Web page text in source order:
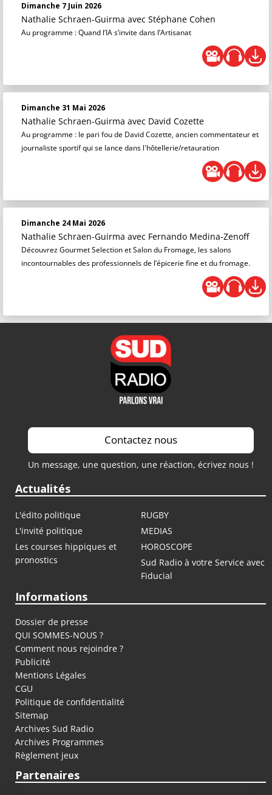
Dimanche 7 Juin 2026
Nathalie Schraen-Guirma avec Stéphane Cohen
Au programme : Quand l’IA s’invite dans l’Artisanat
Dimanche 31 Mai 2026
Nathalie Schraen-Guirma avec David Cozette
Au programme : le pari fou de David Cozette, ancien commentateur et
journaliste sportif qui se lance dans l'hôtellerie/retauration
Dimanche 24 Mai 2026
Nathalie Schraen-Guirma avec Fernando Medina-Zenoff
Découvrez Gourmet Selection et Salon du Fromage, les salons
incontournables des professionnels de l’épicerie fine et du fromage.
Contactez nous
Un message, une question, une réaction, écrivez nous !
Actualités
L'édito politique
RUGBY
L'invité politique
MEDIAS
Les courses hippiques et
pronostics
HOROSCOPE
Sud Radio à votre Service avec
Fiducial
Informations
Dossier de presse
QUI SOMMES-NOUS ?
Comment nous rejoindre ?
Publicité
Mentions Légales
CGU
Politique de confidentialité
Sitemap
Archives Sud Radio
Archives Programmes
Règlement jeux
Partenaires